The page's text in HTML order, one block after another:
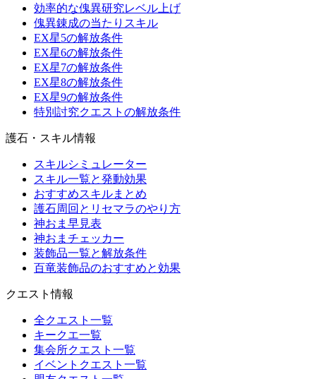
効率的な傀異研究レベル上げ
傀異錬成の当たりスキル
EX星5の解放条件
EX星6の解放条件
EX星7の解放条件
EX星8の解放条件
EX星9の解放条件
特別討究クエストの解放条件
護石・スキル情報
スキルシミュレーター
スキル一覧と発動効果
おすすめスキルまとめ
護石周回とリセマラのやり方
神おま早見表
神おまチェッカー
装飾品一覧と解放条件
百竜装飾品のおすすめと効果
クエスト情報
全クエスト一覧
キークエ一覧
集会所クエスト一覧
イベントクエスト一覧